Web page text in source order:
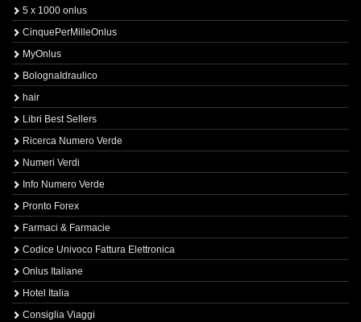
5 x 1000 onlus
CinquePerMilleOnlus
MyOnlus
BolognaIdraulico
hair
Libri Best Sellers
Ricerca Numero Verde
Numeri Verdi
Info Numero Verde
Pronto Forex
Farmaci & Farmacie
Codice Univoco Fattura Elettronica
Onlus Italiane
Hotel Italia
Consiglia Viaggi